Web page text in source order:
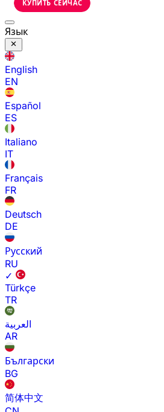
КУПИТЬ СЕЙЧАС
Язык
English
EN
Español
ES
Italiano
IT
Français
FR
Deutsch
DE
Русский
RU
✓
Türkçe
TR
العربية
AR
Български
BG
简体中文